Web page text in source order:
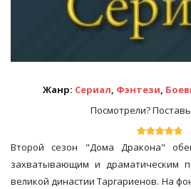
Жанр: Сериал, Фэнтези,
Посмотрели?
Второй сезон "Дома Дракона"
захватывающим и драматическим
великой династии Таргариенов. На